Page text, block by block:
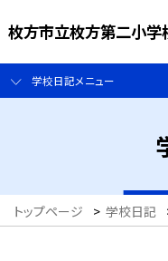
枚方市立枚方第二小学
学校日記メニュー
トップページ > 学校日記